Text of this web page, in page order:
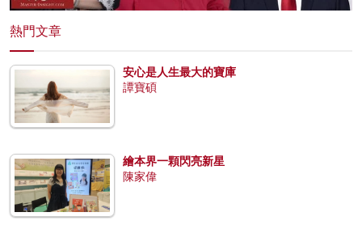
熱門文章
安心是人生最大的寶庫
譚寶碩
繪本界一顆閃亮新星
陳家偉